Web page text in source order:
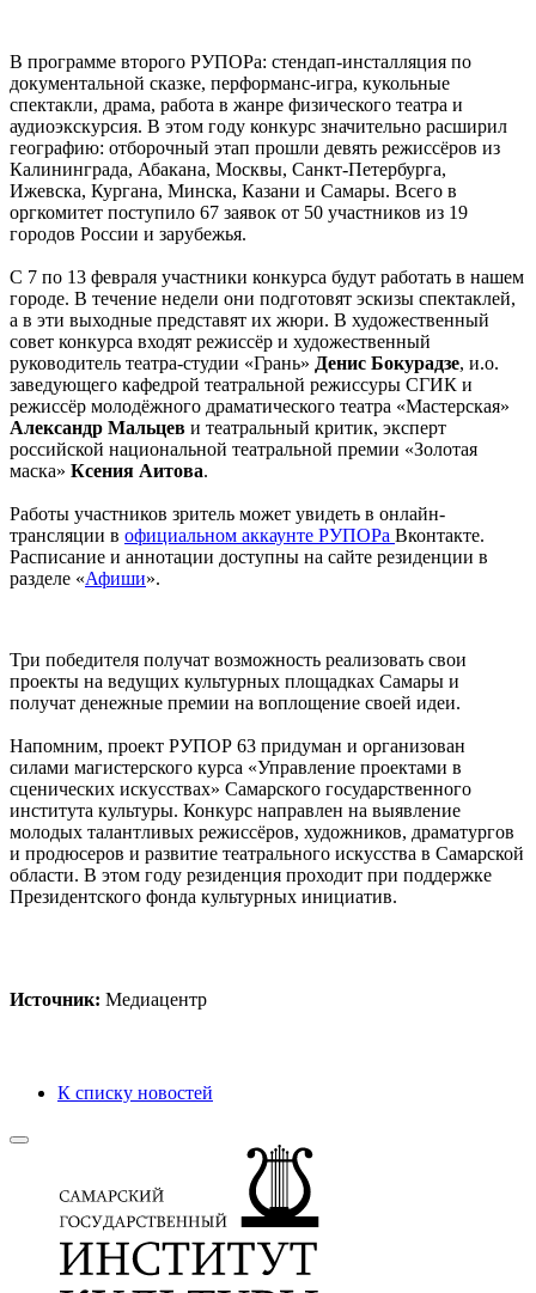
В программе второго РУПОРа: стендап-инсталляция по
документальной сказке, перформанс-игра, кукольные
спектакли, драма, работа в жанре физического театра и
аудиоэкскурсия. В этом году конкурс значительно расширил
географию: отборочный этап прошли девять режиссёров из
Калининграда, Абакана, Москвы, Санкт-Петербурга,
Ижевска, Кургана, Минска, Казани и Самары. Всего в
оргкомитет поступило 67 заявок от 50 участников из 19
городов России и зарубежья.
С 7 по 13 февраля участники конкурса будут работать в нашем
городе. В течение недели они подготовят эскизы спектаклей,
а в эти выходные представят их жюри. В художественный
совет конкурса входят режиссёр и художественный
руководитель театра-студии «Грань» Денис Бокурадзе, и.о.
заведующего кафедрой театральной режиссуры СГИК и
режиссёр молодёжного драматического театра «Мастерская»
Александр Мальцев и театральный критик, эксперт
российской национальной театральной премии «Золотая
маска» Ксения Аитова.
Работы участников зритель может увидеть в онлайн-
трансляции в официальном аккаунте РУПОРа Вконтакте.
Расписание и аннотации доступны на сайте резиденции в
разделе «Афиши».
Три победителя получат возможность реализовать свои
проекты на ведущих культурных площадках Самары и
получат денежные премии на воплощение своей идеи.
Напомним, проект РУПОР 63 придуман и организован
силами магистерского курса «Управление проектами в
сценических искусствах» Самарского государственного
института культуры. Конкурс направлен на выявление
молодых талантливых режиссёров, художников, драматургов
и продюсеров и развитие театрального искусства в Самарской
области. В этом году резиденция проходит при поддержке
Президентского фонда культурных инициатив.
Источник: Медиацентр
К списку новостей